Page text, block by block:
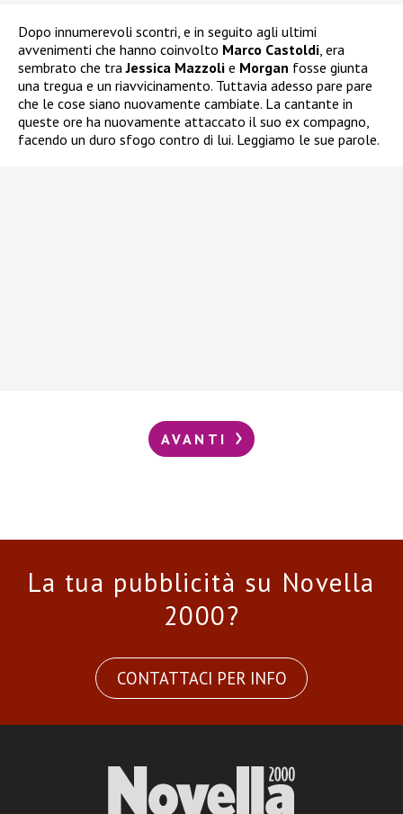
Dopo innumerevoli scontri, e in seguito agli ultimi
avvenimenti che hanno coinvolto Marco Castoldi, era
sembrato che traJessica Mazzoli e Morgan fosse giunta
una tregua e un riavvicinamento. Tuttavia adesso pare pare
che le cose siano nuovamente cambiate. La cantante in
queste ore ha nuovamente attaccato il suo ex compagno,
facendo un duro sfogo contro di lui. Leggiamo le sue parole.
AVANTI
La tua pubblicità su Novella
2000?
CONTATTACI PER INFO